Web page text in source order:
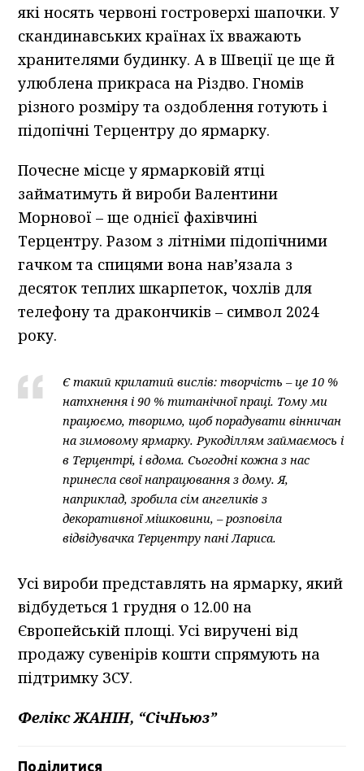
які носять червоні гостроверхі шапочки. У
скандинавських країнах їх вважають
хранителями будинку. А в Швеції це ще й
улюблена прикраса на Різдво. Гномів
різного розміру та оздоблення готують і
підопічні Терцентру до ярмарку.
Почесне місце у ярмарковій ятці
займатимуть й вироби Валентини
Морнової – ще однієї фахівчині
Терцентру. Разом з літніми підопічними
гачком та спицями вона нав’язала з
десяток теплих шкарпеток, чохлів для
телефону та дракончиків – символ 2024
року.
Є такий крилатий вислів: творчість – це 10 %
натхнення і 90 % титанічної праці. Тому ми
працюємо, творимо, щоб порадувати вінничан
на зимовому ярмарку. Рукоділлям займаємось і
в Терцентрі, і вдома. Сьогодні кожна з нас
принесла свої напрацювання з дому. Я,
наприклад, зробила сім ангеликів з
декоративної мішковини, – розповіла
відвідувачка Терцентру пані Лариса.
Усі вироби представлять на ярмарку, який
відбудеться 1 грудня о 12.00 на
Європейській площі. Усі виручені від
продажу сувенірів кошти спрямують на
підтримку ЗСУ.
Фелікс ЖАНІН, “СічНьюз”
Поділитися